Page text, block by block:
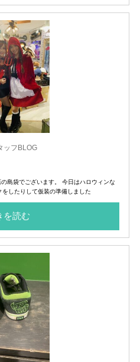
ッフBLOG
島袋でございます。 今日はハロウィンな
したりして仮装の準備しました
を読む